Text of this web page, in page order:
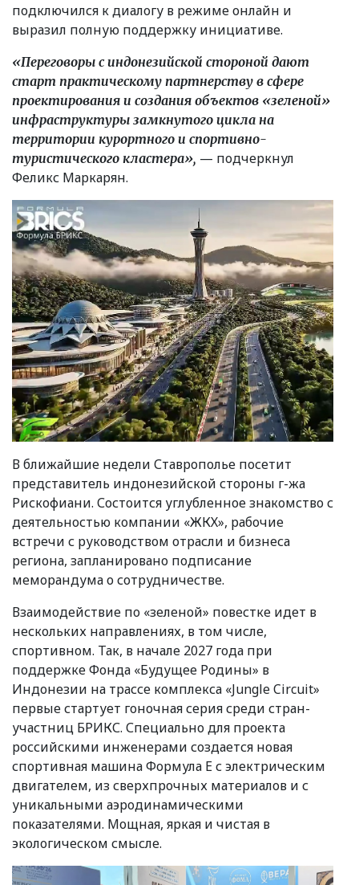
подключился к диалогу в режиме онлайн и
выразил полную поддержку инициативе.
«Переговоры с индонезийской стороной дают
старт практическому партнерству в сфере
проектирования и создания объектов «зеленой»
инфраструктуры замкнутого цикла на
территории курортного и спортивно-
туристического кластера», — подчеркнул
Феликс Маркарян.
В ближайшие недели Ставрополье посетит
представитель индонезийской стороны г-жа
Рискофиани. Состоится углубленное знакомство с
деятельностью компании «ЖКХ», рабочие
встречи с руководством отрасли и бизнеса
региона, запланировано подписание
меморандума о сотрудничестве.
Взаимодействие по «зеленой» повестке идет в
нескольких направлениях, в том числе,
спортивном. Так, в начале 2027 года при
поддержке Фонда «Будущее Родины» в
Индонезии на трассе комплекса «Jungle Circuit»
первые стартует гоночная серия среди стран-
участниц БРИКС. Специально для проекта
российскими инженерами создается новая
спортивная машина Формула Е с электрическим
двигателем, из сверхпрочных материалов и с
уникальными аэродинамическими
показателями. Мощная, яркая и чистая в
экологическом смысле.